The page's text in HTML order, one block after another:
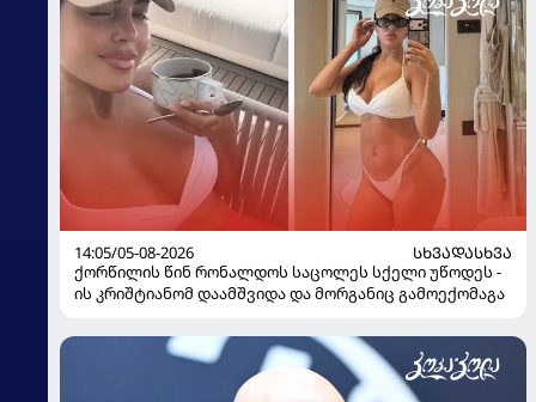
14:05/05-08-2026
ᲡᲮᲕᲐᲓᲐᲡᲮᲕᲐ
ქორწილის წინ რონალდოს საცოლეს სქელი უწოდეს -
ის კრიშტიანომ დაამშვიდა და მორგანიც გამოექომაგა